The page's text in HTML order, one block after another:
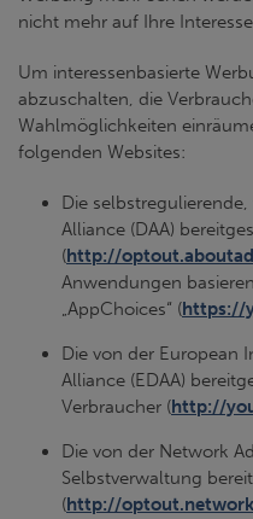
nicht mehr auf Ihre
Um interessenbasierte
abzuschalten, die
Wahlmöglichkeiten
folgenden Websites:
Die
Alliance (DAA)
(http://
Anwendungen
„AppChoices“ (https://
Die von der European
Alliance (EDAA)
Verbraucher (http://
Die von der Network
Selbstverwaltung
(http://